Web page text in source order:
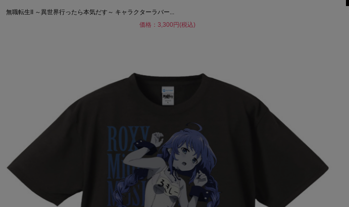
無職転生II ～異世界行ったら本気だす～ キャラクターラバー...
価格：3,300円(税込)